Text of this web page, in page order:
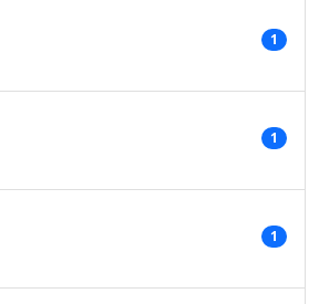
1
1
1